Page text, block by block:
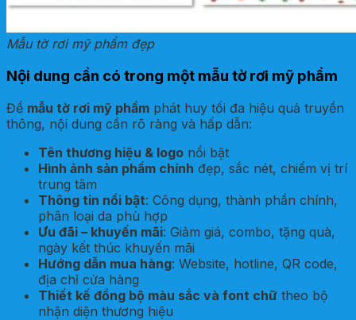
Mẫu tờ rơi mỹ phẩm đẹp
Nội dung cần có trong một mẫu tờ rơi mỹ phẩm
Để mẫu tờ rơi mỹ phẩm phát huy tối đa hiệu quả truyền
thông, nội dung cần rõ ràng và hấp dẫn:
Tên thương hiệu & logo nổi bật
Hình ảnh sản phẩm chính đẹp, sắc nét, chiếm vị trí
trung tâm
Thông tin nổi bật: Công dụng, thành phần chính,
phân loại da phù hợp
Ưu đãi – khuyến mãi: Giảm giá, combo, tặng quà,
ngày kết thúc khuyến mãi
Hướng dẫn mua hàng: Website, hotline, QR code,
địa chỉ cửa hàng
Thiết kế đồng bộ màu sắc và font chữ theo bộ
nhận diện thương hiệu